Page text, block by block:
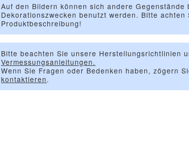
Auf den Bildern können sich andere Gegenstände
Dekorationszwecken benutzt werden. Bitte achten
Produktbeschreibung!
Bitte beachten Sie unsere Herstellungsrichtlinien
Vermessungsanleitungen.
Wenn Sie Fragen oder Bedenken haben, zögern
kontaktieren.